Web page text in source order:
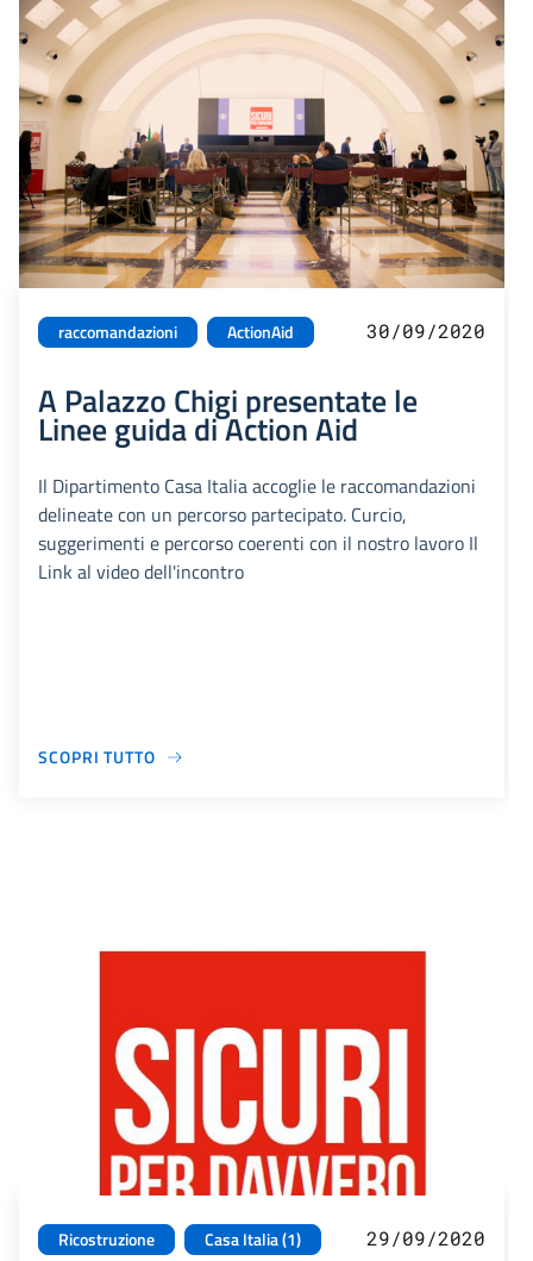
raccomandazioni ActionAid 30/09/2020
A Palazzo Chigi presentate le
Linee guida di Action Aid
Il Dipartimento Casa Italia accoglie le raccomandazioni
delineate con un percorso partecipato. Curcio,
suggerimenti e percorso coerenti con il nostro lavoro Il
Link al video dell'incontro
SCOPRI TUTTO
Ricostruzione Casa Italia (1) 29/09/2020